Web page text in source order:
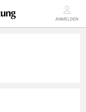
ANMELDEN